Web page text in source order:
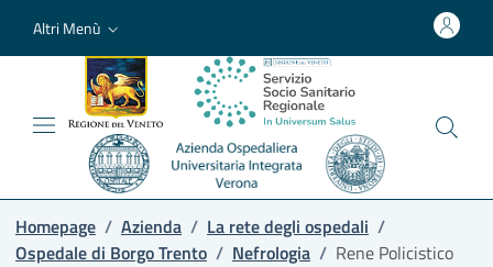
Altri Menù
Homepage / Azienda / La rete degli ospedali /
Ospedale di Borgo Trento / Nefrologia / Rene Policistico